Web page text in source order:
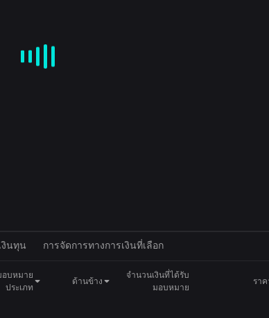
งินทุน การจัดการทางการเงินที่เลือก
บหมาย
ประเภท
ด้านข้าง
จำนวนเงินที่ได้รับ
มอบหมาย
รา